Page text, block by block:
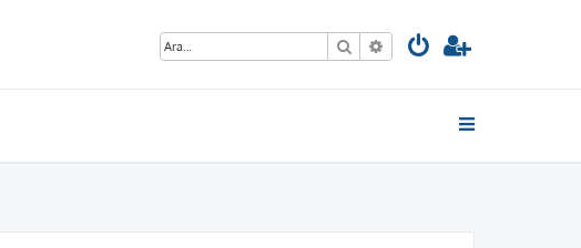
Ara Gelişmiş arama